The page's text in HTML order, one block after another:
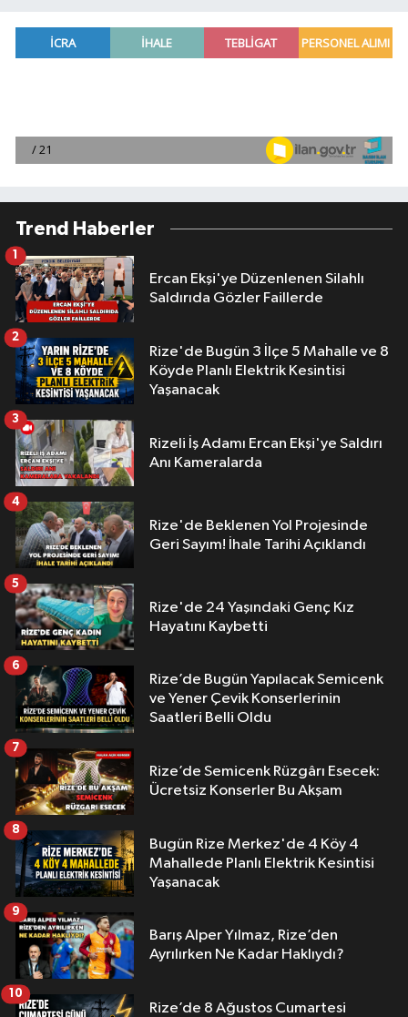
Trend Haberler
Ercan Ekşi'ye Düzenlenen Silahlı
Saldırıda Gözler Faillerde
1
Rize'de Bugün 3 İlçe 5 Mahalle ve 8
Köyde Planlı Elektrik Kesintisi
Yaşanacak
2
Rizeli İş Adamı Ercan Ekşi'ye Saldırı
Anı Kameralarda
3
Rize'de Beklenen Yol Projesinde
Geri Sayım! İhale Tarihi Açıklandı
4
Rize'de 24 Yaşındaki Genç Kız
Hayatını Kaybetti
5
Rize’de Bugün Yapılacak Semicenk
ve Yener Çevik Konserlerinin
Saatleri Belli Oldu
6
Rize’de Semicenk Rüzgârı Esecek:
Ücretsiz Konserler Bu Akşam
7
Bugün Rize Merkez'de 4 Köy 4
Mahallede Planlı Elektrik Kesintisi
Yaşanacak
8
Barış Alper Yılmaz, Rize’den
Ayrılırken Ne Kadar Haklıydı?
9
Rize’de 8 Ağustos Cumartesi
10